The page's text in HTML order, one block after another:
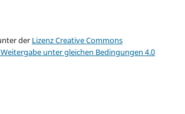
der Lizenz Creative Commons
unter gleichen Bedingungen 4.0